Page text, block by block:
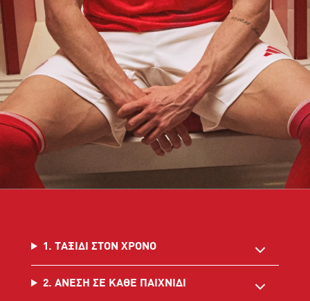
1. ΤΑΞΙΔΙ ΣΤΟΝ ΧΡΟΝΟ
2. ΑΝΕΣΗ ΣΕ ΚΑΘΕ ΠΑΙΧΝΙΔΙ